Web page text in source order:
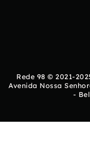
Rede 98 © 2021-
Avenida Nossa
-